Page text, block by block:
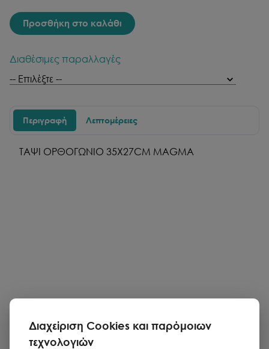
Προσθήκη στο καλάθι
Διαθέσιμες παραλλαγές
Περιγραφή Λεπτομέρειες
ΤΑΨΙ ΟΡΘΟΓΩΝΙΟ 35Χ27CM MAGMA
Διαχείριση Cookies και παρόμοιων
τεχνολογιών